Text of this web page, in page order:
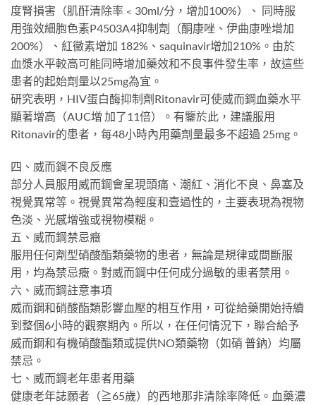
度腎損害（肌酐清除率﹤30ml/分，增加100%）、 同時服
用強效細胞色素P4503A4抑制劑（酮康唑、伊曲康唑增加
200%）、紅黴素增加 182%、saquinavir增加210%。由於
血漿水平較高可能同時增加藥效和不良事件發生率，故這些
患者的起始劑量以25mg為宜。
研究表明，HIV蛋白酶抑制劑Ritonavir可使威而鋼血藥水平
顯著增高（AUC增 加了11倍）。有鑒於此，建議服用
Ritonavir的患者，每48小時內用藥劑量最多不超過 25mg。
四、威而鋼不良反應
部分人員服用威而鋼會呈現頭痛、潮紅、消化不良、鼻塞及
視覺異常等。視覺異常為輕度和壹過性的，主要表現為視物
色淡、光感增強或視物模糊。
五、威而鋼禁忌癥
服用任何劑型硝酸酯類藥物的患者，無論是規律或間斷服
用，均為禁忌癥。對威而鋼中任何成分過敏的患者禁用。
六、威而鋼註意事項
威而鋼和硝酸酯類影響血壓的相互作用，可從給藥開始持續
到整個6小時的觀察期內。所以，在任何情況下，聯合給予
威而鋼和有機硝酸酯類或提供NO類藥物（如硝 普鈉）均屬
禁忌。
七、威而鋼老年患者用藥
健康老年誌願者（≧65歲）的西地那非清除率降低。血藥濃